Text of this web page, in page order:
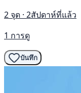
2 จุด · 2สัปดาห์ที่แล้ว
1 การดู
บันทึก